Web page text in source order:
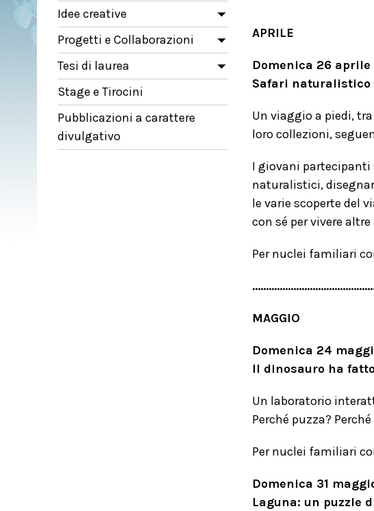
Idee creative
Progetti e Collaborazioni
Tesi di laurea
Stage e Tirocini
Pubblicazioni a carattere
divulgativo
APRILE
Domenica 26 aprile
Safari naturalistico
Un viaggio a piedi,
loro collezioni,
I giovani
naturalistici,
le varie scoperte del
con sé per vivere
Per nuclei familiari
MAGGIO
Domenica 24
Il dinosauro ha fatto
Un laboratorio
Perché puzza?
Per nuclei familiari
Domenica 31
Laguna: un puzzle di